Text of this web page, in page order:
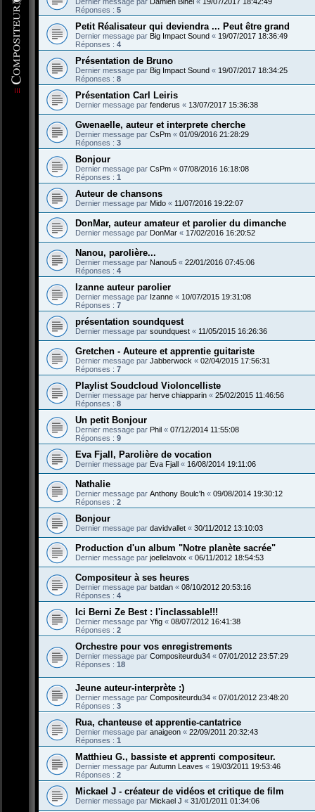
Réponses : 5
Petit Réalisateur qui deviendra ... Peut être grand
Dernier message par Big Impact Sound « 19/07/2017 18:36:49
Réponses : 4
Présentation de Bruno
Dernier message par Big Impact Sound « 19/07/2017 18:34:25
Réponses : 8
Présentation Carl Leiris
Dernier message par fenderus « 13/07/2017 15:36:38
Gwenaelle, auteur et interprete cherche
Dernier message par CsPm « 01/09/2016 21:28:29
Réponses : 3
Bonjour
Dernier message par CsPm « 07/08/2016 16:18:08
Réponses : 1
Auteur de chansons
Dernier message par Mido « 11/07/2016 19:22:07
DonMar, auteur amateur et parolier du dimanche
Dernier message par DonMar « 17/02/2016 16:20:52
Nanou, parolière...
Dernier message par Nanou5 « 22/01/2016 07:45:06
Réponses : 4
Izanne auteur parolier
Dernier message par Izanne « 10/07/2015 19:31:08
Réponses : 7
présentation soundquest
Dernier message par soundquest « 11/05/2015 16:26:36
Gretchen - Auteure et apprentie guitariste
Dernier message par Jabberwock « 02/04/2015 17:56:31
Réponses : 7
Playlist Soudcloud Violoncelliste
Dernier message par herve chiapparin « 25/02/2015 11:46:56
Réponses : 8
Un petit Bonjour
Dernier message par Phil « 07/12/2014 11:55:08
Réponses : 9
Eva Fjall, Parolière de vocation
Dernier message par Eva Fjall « 16/08/2014 19:11:06
Nathalie
Dernier message par Anthony Boulc'h « 09/08/2014 19:30:12
Réponses : 2
Bonjour
Dernier message par davidvallet « 30/11/2012 13:10:03
Production d'un album "Notre planète sacrée"
Dernier message par joellelavoix « 06/11/2012 18:54:53
Compositeur à ses heures
Dernier message par batdan « 08/10/2012 20:53:16
Réponses : 4
Ici Berni Ze Best : l'inclassable!!!
Dernier message par Yfig « 08/07/2012 16:41:38
Réponses : 2
Orchestre pour vos enregistrements
Dernier message par Compositeurdu34 « 07/01/2012 23:57:29
Réponses : 18
Jeune auteur-interprète :)
Dernier message par Compositeurdu34 « 07/01/2012 23:48:20
Réponses : 3
Rua, chanteuse et apprentie-cantatrice
Dernier message par anaigeon « 22/09/2011 20:32:43
Réponses : 1
Matthieu G., bassiste et apprenti compositeur.
Dernier message par Autumn Leaves « 19/03/2011 19:53:46
Réponses : 2
Mickael J - créateur de vidéos et critique de film
Dernier message par Mickael J « 31/01/2011 01:34:06